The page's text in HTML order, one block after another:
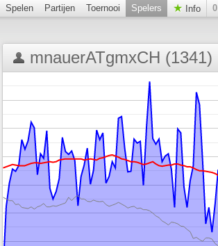
Spelen Partijen Toernooi Spelers Info 0
mnauerATgmxCH (1341)